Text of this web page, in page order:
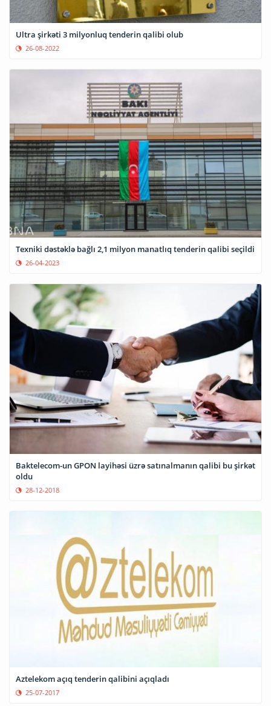
Ultra şirkəti 3 milyonluq tenderin qalibi olub
26-08-2022
Texniki dəstəklə bağlı 2,1 milyon manatlıq tenderin qalibi seçildi
26-04-2023
Baktelecom-un GPON layihəsi üzrə satınalmanın qalibi bu şirkət
oldu
28-12-2018
Aztelekom açıq tenderin qalibini açıqladı
25-07-2017